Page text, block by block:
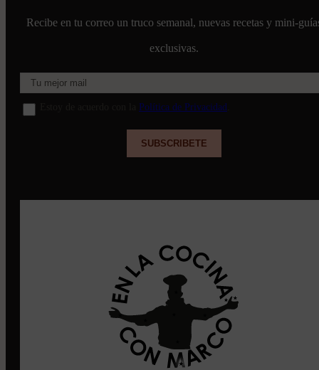
Recibe en tu correo un truco semanal, nuevas recetas y mini-
exclusivas.
Política de Privacidad